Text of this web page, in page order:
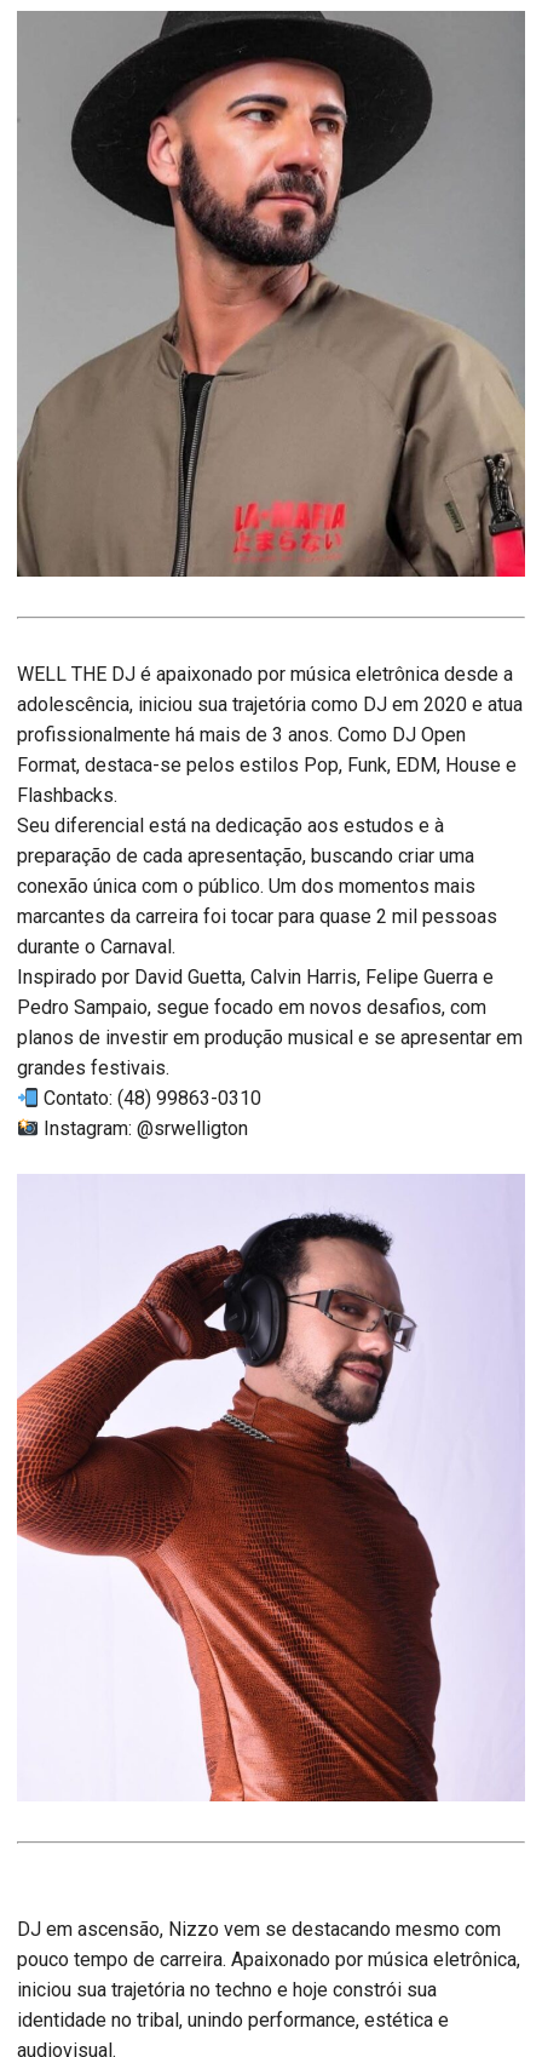
WELL THE DJ é apaixonado por música eletrônica desde a
adolescência, iniciou sua trajetória como DJ em 2020 e atua
profissionalmente há mais de 3 anos. Como DJ Open
Format, destaca-se pelos estilos Pop, Funk, EDM, House e
Flashbacks.
Seu diferencial está na dedicação aos estudos e à
preparação de cada apresentação, buscando criar uma
conexão única com o público. Um dos momentos mais
marcantes da carreira foi tocar para quase 2 mil pessoas
durante o Carnaval.
Inspirado por David Guetta, Calvin Harris, Felipe Guerra e
Pedro Sampaio, segue focado em novos desafios, com
planos de investir em produção musical e se apresentar em
grandes festivais.
Contato: (48) 99863-0310
Instagram: @srwelligton
DJ em ascensão, Nizzo vem se destacando mesmo com
pouco tempo de carreira. Apaixonado por música eletrônica,
iniciou sua trajetória no techno e hoje constrói sua
identidade no tribal, unindo performance, estética e
audiovisual.